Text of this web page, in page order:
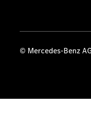
© Mercedes-Benz